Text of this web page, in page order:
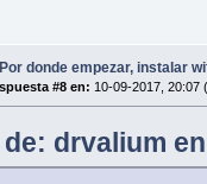
donde empezar, instalar
#8 en: 10-09-2017, 20:07
drvalium